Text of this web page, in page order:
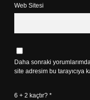
Web Sitesi
Daha sonraki
site adresim bu tarayıcıya
6 + 2 kaçtır? *